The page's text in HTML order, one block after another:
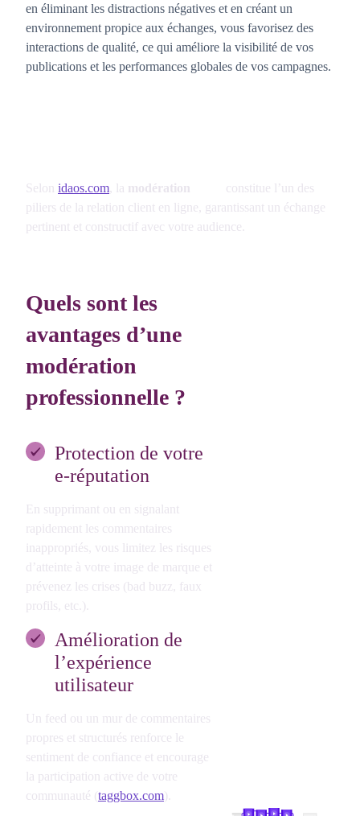
en éliminant les distractions négatives et en créant un
environnement propice aux échanges, vous favorisez des
interactions de qualité, ce qui améliore la visibilité de vos
publications et les performances globales de vos campagnes.
Selon idaos.com , la modération
constitue l’un des
piliers de la relation client en ligne, garantissant un échange
pertinent et constructif avec votre audience.
Quels sont les
avantages d’une
modération
professionnelle ?
Protection de votre
e-réputation
En supprimant ou en signalant
rapidement les commentaires
inappropriés, vous limitez les risques
d’atteinte à votre image de marque et
prévenez les crises (bad buzz, faux
profils, etc.).
Amélioration de
l’expérience
utilisateur
Un feed ou un mur de commentaires
propres et structurés renforce le
sentiment de confiance et encourage
la participation active de votre
communauté (taggbox.com).